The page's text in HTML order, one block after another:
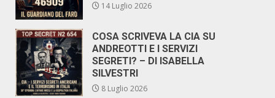
14 Luglio 2026
COSA SCRIVEVA LA CIA SU
ANDREOTTI E I SERVIZI
SEGRETI? – DI ISABELLA
SILVESTRI
8 Luglio 2026